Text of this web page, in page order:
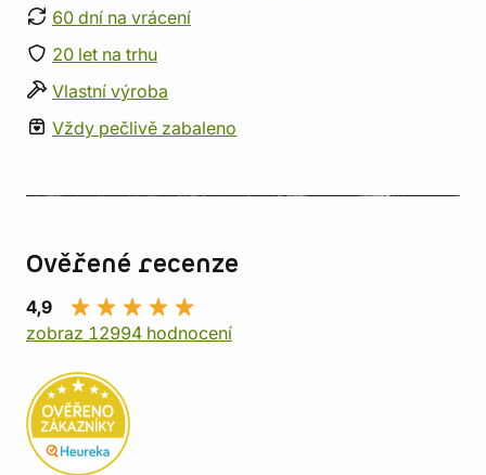
60 dní na vrácení
20 let na trhu
Vlastní výroba
Vždy pečlivě zabaleno
Ověřené recenze
4,9
zobraz 12994 hodnocení